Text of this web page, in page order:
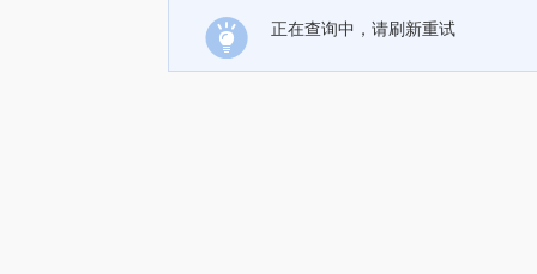
正在查询中，请刷新重试